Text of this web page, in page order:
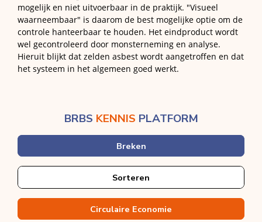
mogelijk en niet uitvoerbaar in de praktijk. "Visueel
waarneembaar" is daarom de best mogelijke optie om de
controle hanteerbaar te houden. Het eindproduct wordt
wel gecontroleerd door monsterneming en analyse.
Hieruit blijkt dat zelden asbest wordt aangetroffen en dat
het systeem in het algemeen goed werkt.
BRBS KENNIS PLATFORM
Breken
Sorteren
Circulaire Economie